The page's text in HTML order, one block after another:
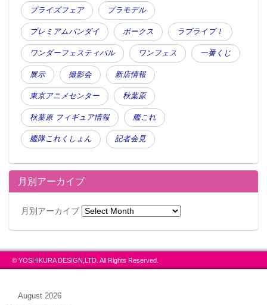
プライズフェア プラモデル
プレミアムバンダイ ボークス ラブライブ！
ワンダーフェスティバル ワンフェス 一番くじ
展示 撮影会 新店情報
東京アニメセンター 秋葉原
秋葉原 フィギュア情報 艦これ
艦隊これくしょん 記者会見
月別アーカイブ
月別アーカイブ
© YOSHIKURA DESIGN,LTD. All Rights Reserved.
August 2026